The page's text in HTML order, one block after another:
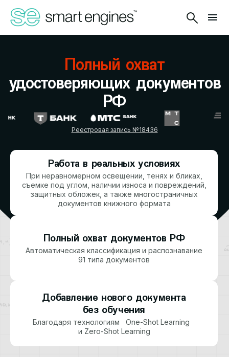
Полный охват
удостоверяющих документов
РФ
Реестровая запись №18436
Работа в реальных условиях
При неравномерном освещении, тенях и бликах,
съемке под углом, наличии износа и повреждений,
защитных обложек, а также многостраничных
документов книжного формата
Полный охват документов РФ
Автоматическая классификация и распознавание
91 типа документов
Добавление нового документа
без обучения
Благодаря технологиям One-Shot Learning
и Zero-Shot Learning